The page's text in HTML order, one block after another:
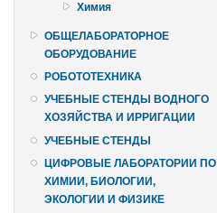
Химия
ОБЩЕЛАБОРАТОРНОЕ
ОБОРУДОВАНИЕ
РОБОТОТЕХНИКА
УЧЕБНЫЕ СТЕНДЫ ВОДНОГО
ХОЗЯЙСТВА И ИРРИГАЦИИ
УЧЕБНЫЕ СТЕНДЫ
ЦИФРОВЫЕ ЛАБОРАТОРИИ ПО
ХИМИИ, БИОЛОГИИ,
ЭКОЛОГИИ И ФИЗИКЕ